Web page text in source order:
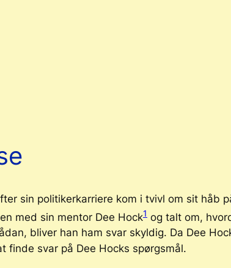
sin politikerkarriere kom i tvivl om sit håb
med sin mentor Dee Hock1 og talt om,
bliver han ham svar skyldig. Da Dee
svar på Dee Hocks spørgsmål.